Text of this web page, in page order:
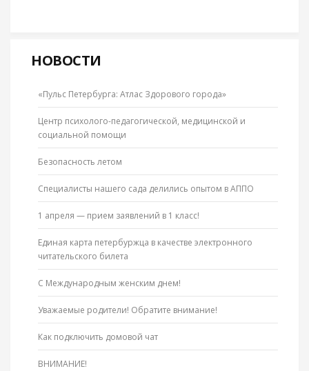
НОВОСТИ
«Пульс Петербурга: Атлас Здорового города»
Центр психолого-педагогической, медицинской и
социальной помощи
Безопасность летом
Специалисты нашего сада делились опытом в АППО
1 апреля — прием заявлений в 1 класс!
Единая карта петербуржца в качестве электронного
читательского билета
С Международным женским днем!
Уважаемые родители! Обратите внимание!
Как подключить домовой чат
ВНИМАНИЕ!